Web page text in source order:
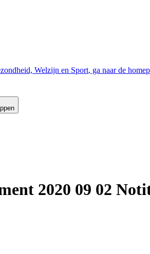
Welzijn en Sport, ga naar de
2020 09 02